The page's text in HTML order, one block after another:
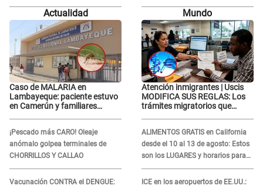
recibir la ayuda
novio con animador de 'La Bella
Luz': "Un día..."
Actualidad
Caso de MALARIA en
Lambayeque: paciente estuvo
en Camerún y familiares
¡Pescado más CARO! Oleaje
anómalo golpea terminales de
CHORRILLOS Y CALLAO
Vacunación CONTRA el DENGUE:
Mundo
Atención inmigrantes | Uscis
MODIFICA SUS REGLAS: Los
trámites migratorios que
ALIMENTOS GRATIS en California
desde el 10 al 13 de agosto: Estos
son los LUGARES y horarios para
recibir la ayuda
ICE en los aeropuertos de EE.UU.: